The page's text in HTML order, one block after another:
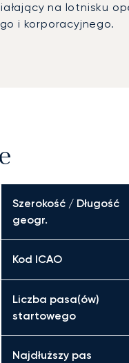
na lotnisku
i korporacyjnego.
Szerokość / Długość
geogr.
Kod ICAO
Liczba pasa(ów)
startowego
Najdłuższy pas